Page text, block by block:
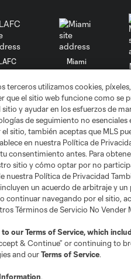
LAFC Miami
Lake
San Diego
de servicio Política de
El nombre y escudo de la
y son marcas bajo ley
terceros utilizamos cookies,
que el sitio web funcione como se
y ayudar en los esfuerzos de
de seguimiento no
sitio, también aceptas que MLS
en nuestra Política de
consentimiento antes. Para
sitio y cómo optar por no
nuestra Política de Privacidad
un acuerdo de arbitraje y
continuar navegando por el sitio,
Términos de Servicio No Vender
to ourTerms of Service, which
& Continue” or continuing to
and ourTerms of Service.
.